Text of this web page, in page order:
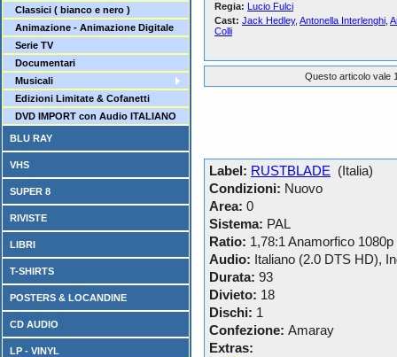
Classici ( bianco e nero )
Animazione - Animazione Digitale
Serie TV
Documentari
Musicali
Edizioni Limitate & Cofanetti
DVD IMPORT con Audio ITALIANO
BLU RAY
VHS
SUPER 8
RIVISTE
LIBRI
T-SHIRTS
POSTERS & LOCANDINE
CD AUDIO
LP - VINYL
Regia: Lucio Fulci
Cast: Jack Hedley, Antonella Interlenghi
Colli
Questo articolo vale
Label: RUSTBLADE (Italia)
Condizioni: Nuovo
Area: 0
Sistema: PAL
Ratio: 1,78:1 Anamorfico 1080p
Audio: Italiano (2.0 DTS HD),
Durata: 93
Divieto: 18
Dischi: 1
Confezione: Amaray
Extras: